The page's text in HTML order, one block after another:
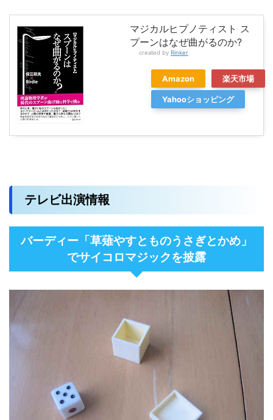
マジカルヒプノティスト ス
プーンはなぜ曲がるのか?
created by Rinker
Amazon 楽天市場
Yahooショッピング
テレビ出演情報
バーディー「草薙やすとものうさぎとかめ」
でサイコロマジックを披露